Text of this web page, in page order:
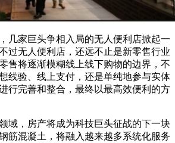
家巨头争相入局的无人便利店掀起一
过无人便利店，还远不止是新零售行业
售将逐渐模糊线上线下购物的边界，不
线验、线上支付，还是单纯地参与实体
行完善和整合，最终以最高效便利的方
，房产将成为科技巨头征战的下一块
筋混凝土，将融入越来越多系统化服务